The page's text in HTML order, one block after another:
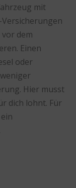
mit
dem
Einen
oder
Hier musst
dich lohnt. Für